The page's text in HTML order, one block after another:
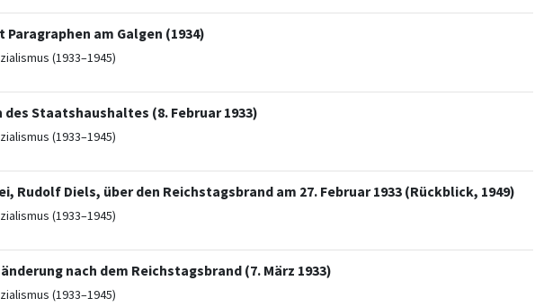
am Galgen (1934)
(1933–1945)
Staatshaushaltes (8. Februar 1933)
(1933–1945)
Rudolf Diels, über den Reichstagsbrand am 27. Februar 1933 (Rückblick, 1949)
(1933–1945)
nach dem Reichstagsbrand (7. März 1933)
(1933–1945)